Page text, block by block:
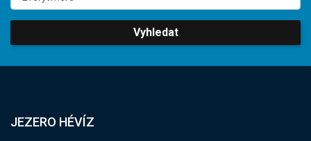
Vyhledat
JEZERO HÉVÍZ